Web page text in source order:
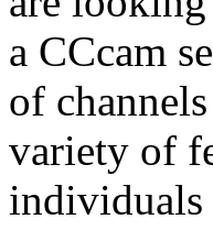
a CCcam
of
variety of
individuals